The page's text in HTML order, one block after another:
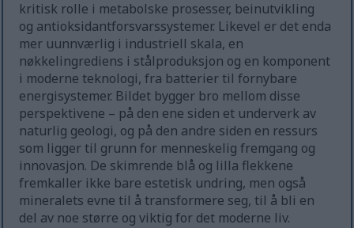
kritisk rolle i metabolske prosesser, beinutvikling
og antioksidantforsvarssystemer. Likevel er det enda
mer uunnværlig i industriell skala, en
nøkkelingrediens i stålproduksjon og en komponent
i moderne teknologi, fra batterier til fornybare
energisystemer. Bildet bygger bro mellom disse
perspektivene – på den ene siden et underverk av
naturlig geologi, og på den andre siden en ressurs
som ligger til grunn for menneskelig fremgang og
innovasjon. De skimrende blå og lilla flekkene
fremkaller ikke bare estetisk undring, men også
mineralets evne til å transformere seg, til å bli en
del av noe større og viktig for det moderne liv.